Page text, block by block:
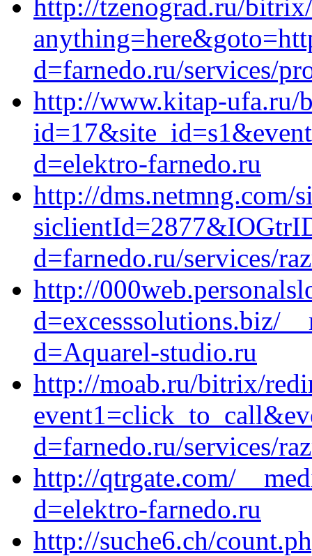
http://tzenograd.ru/
d=farnedo.ru/services/
http://www.kitap-ufa.ru/
d=elektro-farnedo.ru
http://dms.netmng.com/
d=farnedo.ru/services/
http://
d=excesssolutions.biz/
d=Aquarel-studio.ru
http://moab.ru/bitrix/
d=farnedo.ru/services/
http://qtrgate.com/
d=elektro-farnedo.ru
http://suche6.ch/